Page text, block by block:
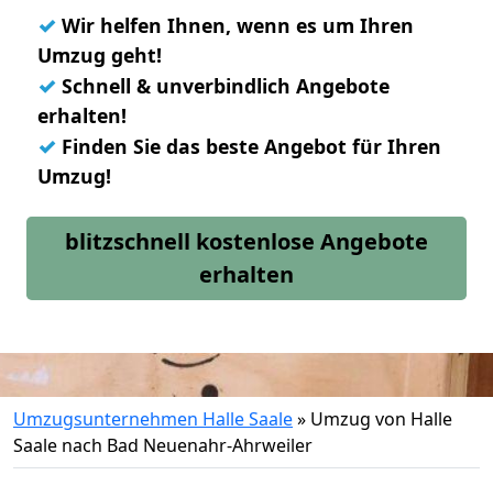
✓ Wir helfen Ihnen, wenn es um Ihren
Umzug geht!
✓ Schnell & unverbindlich Angebote
erhalten!
✓ Finden Sie das beste Angebot für Ihren
Umzug!
blitzschnell kostenlose Angebote
erhalten
Umzugsunternehmen Halle Saale» Umzug von Halle
Saale nach Bad Neuenahr-Ahrweiler